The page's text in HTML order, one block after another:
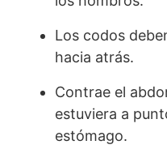
Los codos
hacia atrás.
Contrae el
estuviera a
estómago.